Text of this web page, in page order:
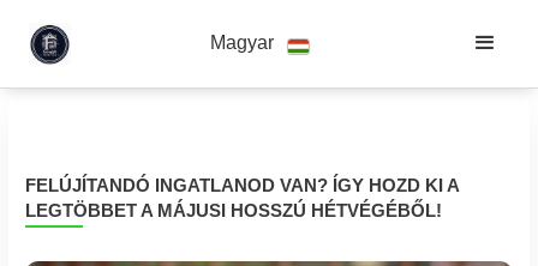
Magyar
FELÚJÍTANDÓ INGATLANOD VAN? ÍGY HOZD KI A
LEGTÖBBET A MÁJUSI HOSSZÚ HÉTVÉGÉBŐL!